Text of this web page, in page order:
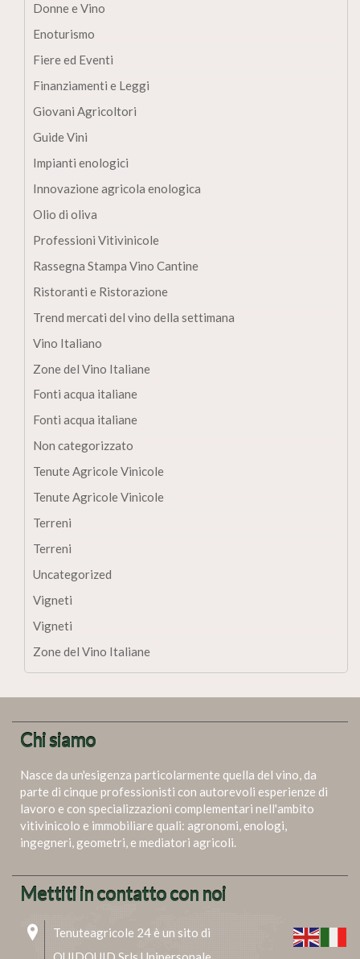
Donne e Vino
Enoturismo
Fiere ed Eventi
Finanziamenti e Leggi
Giovani Agricoltori
Guide Vini
Impianti enologici
Innovazione agricola enologica
Olio di oliva
Professioni Vitivinicole
Rassegna Stampa Vino Cantine
Ristoranti e Ristorazione
Trend mercati del vino della settimana
Vino Italiano
Zone del Vino Italiane
Fonti acqua italiane
Fonti acqua italiane
Non categorizzato
Tenute Agricole Vinicole
Tenute Agricole Vinicole
Terreni
Terreni
Uncategorized
Vigneti
Vigneti
Zone del Vino Italiane
Chi siamo
Nasce da un'esigenza particolarmente quella del vino, da
parte di cinque professionisti con autorevoli esperienze di
lavoro e con specializzazioni complementari nell'ambito
vitivinicolo e immobiliare quali: agronomi, enologi,
ingegneri, geometri, e mediatori agricoli.
Mettiti in contatto con noi
Tenuteagricole 24 è un sito di